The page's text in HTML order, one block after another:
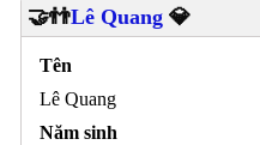
🤝👬Lê Quang💎
Tên
Lê Quang
Năm sinh